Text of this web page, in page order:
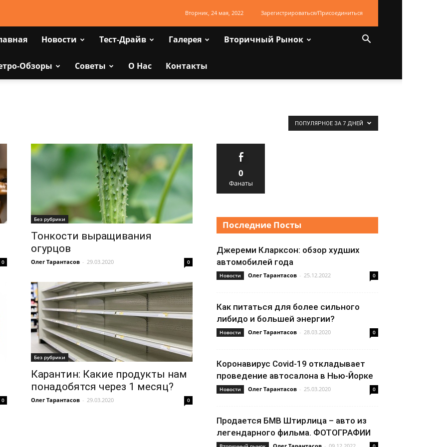
Вторник, 24 мая, 2022 Зарегистрироваться/Присоединиться
Новости Тест-Драйв Галерея Вторичный Рынок
Обзоры Советы О Нас Контакты
ПОПУЛЯРНОЕ ЗА 7 ДНЕЙ
0
Без рубрики
Тонкости выращивания
огурцов
Олег Тарантасов - 29.03.2020 0
0
Без рубрики
Карантин: Какие продукты нам
понадобятся через 1 месяц?
Олег Тарантасов - 29.03.2020 0
0
Фанаты
Последние Посты
Джереми Кларксон: обзор худших
автомобилей года
Новости Олег Тарантасов - 25.12.2022 0
Как питаться для более сильного
либидо и большей энергии?
Новости Олег Тарантасов - 28.03.2020 0
Коронавирус Covid-19 откладывает
проведение автосалона в Нью-Йорке
Новости Олег Тарантасов - 25.03.2020 0
Продается БМВ Штирлица – авто из
легендарного фильма. ФОТОГРАФИИ